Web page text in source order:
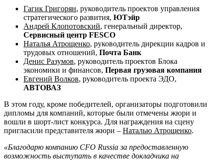
Гагик Григорян, руководитель проектов управления
стратегического развития, ЮТэйр
Андрей Клопотовский, генеральный директор,
Сервисный центр FESCO
Наталья Атрощенко, руководитель дирекции кадров и
трудовых отношений, Почта Банк
Денис Разумов, руководитель проектов Блока
экономики и финансов, Первая грузовая компания
Евгений Волков, руководитель проекта ЭДО,
АВТОВАЗ
В этом году, кроме победителей, организаторы подготовили
дипломы для компаний, которые были отмечены жюри и
вошли в шорт-лист конкурса. Для награждения на сцену
пригласили представителя жюри – Наталью Атрощенко.
«Благодарю компанию CFO Russia за предоставленную
возможность выступать в качестве докладчика на